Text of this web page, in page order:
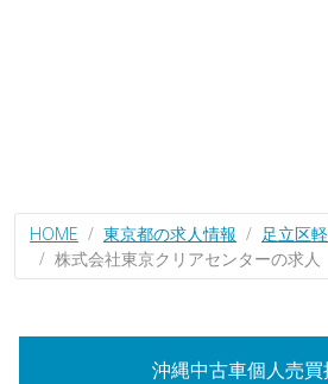
HOME 東京都の求人情報
足立区
株式会社東京クリアセンターの求人
沖縄中古車個人売買